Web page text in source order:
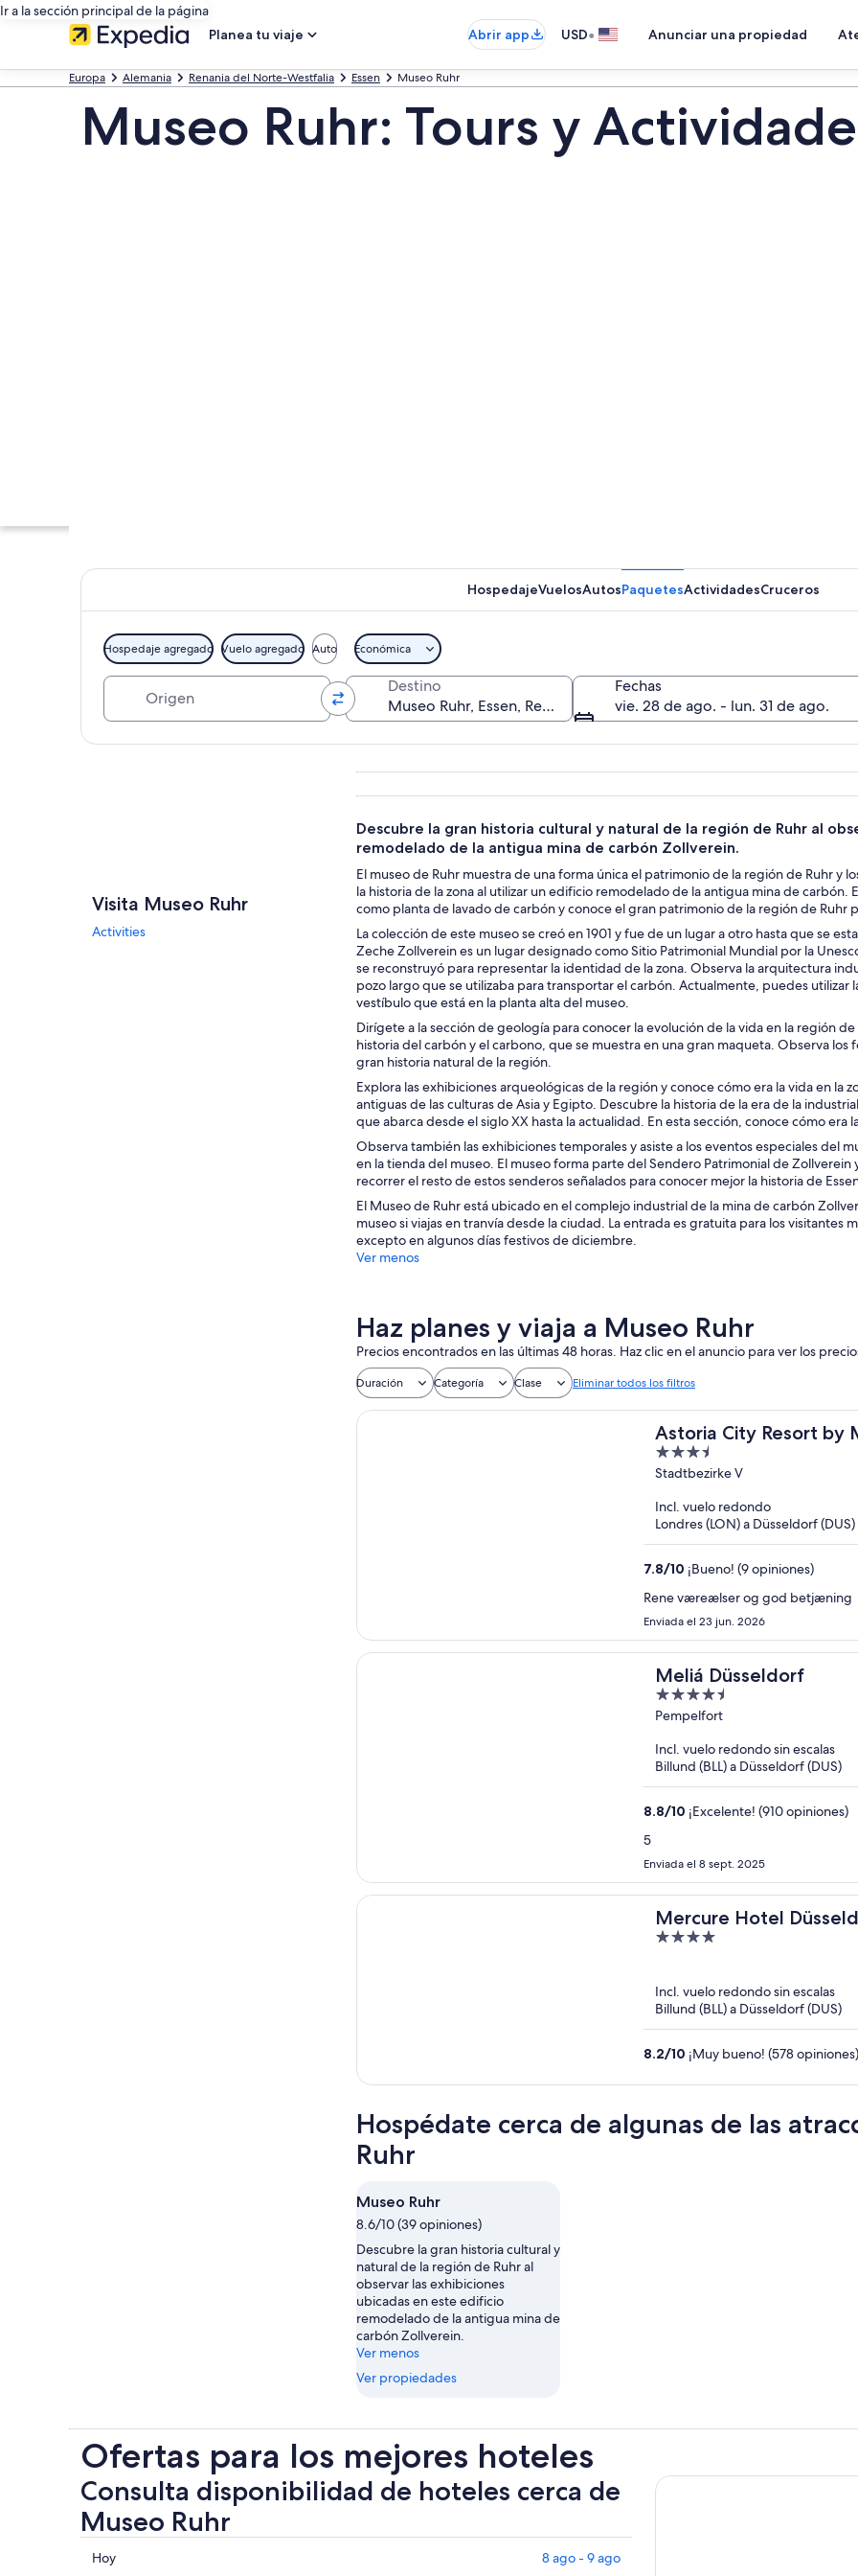
Ir a la sección principal de la página
Planea tu viaje
Abrir app USD• Anunciar una propiedad
Europa Alemania Renania del Norte-Westfalia Essen Museo Ruhr
Museo Ruhr: Tours y
Una gran estructura industrial con componentes rojos y azules, un largo pasillo y paneles
HospedajeVuelosAutosPaquetesActividadesCruceros
Hospedaje agregado Vuelo agregado Auto Económica
Destino
Fechas
vie. 28 de ago. - lun. 31 de ago.
Visita Museo Ruhr
Activities
Descubre la gran historia cultural y natural de la región de Ruhr al
remodelado de la antigua mina de carbón Zollverein.
El museo de Ruhr muestra de una forma única el patrimonio de la región de Ruhr y
la historia de la zona al utilizar un edificio remodelado de la antigua mina de
como planta de lavado de carbón y conoce el gran patrimonio de la región de
La colección de este museo se creó en 1901 y fue de un lugar a otro hasta que se
Zeche Zollverein es un lugar designado como Sitio Patrimonial Mundial por la
se reconstruyó para representar la identidad de la zona. Observa la arquitectura
pozo largo que se utilizaba para transportar el carbón. Actualmente, puedes utilizar
vestíbulo que está en la planta alta del museo.
Dirígete a la sección de geología para conocer la evolución de la vida en la región
historia del carbón y el carbono, que se muestra en una gran maqueta. Observa los
gran historia natural de la región.
Explora las exhibiciones arqueológicas de la región y conoce cómo era la vida en la
antiguas de las culturas de Asia y Egipto. Descubre la historia de la era de la
que abarca desde el siglo XX hasta la actualidad. En esta sección, conoce cómo era
Observa también las exhibiciones temporales y asiste a los eventos especiales del
en la tienda del museo. El museo forma parte del Sendero Patrimonial de
recorrer el resto de estos senderos señalados para conocer mejor la historia de
El Museo de Ruhr está ubicado en el complejo industrial de la mina de carbón
museo si viajas en tranvía desde la ciudad. La entrada es gratuita para los visitantes
excepto en algunos días festivos de diciembre.
Ver menos
Haz planes y viaja a Museo Ruhr
Precios encontrados en las últimas 48 horas. Haz clic en el anuncio para ver los
Duración Categoría Clase Eliminar todos los filtros
Astoria City Resort by
3.5
out
5
Stadtbezirke V
Incl. vuelo redondo
Londres (LON) a Düsseldorf (DUS)
7.8/10 ¡Bueno! (9 opiniones)
Rene væreælser og god betjæning
Enviada el 23 jun. 2026
Meliá Düsseldorf
4.5
out
5
Pempelfort
Incl. vuelo redondo sin escalas
Billund (BLL) a Düsseldorf (DUS)
8.8/10 ¡Excelente! (910 opiniones)
5
Enviada el 8 sept. 2025
Mercure Hotel
4
5
Incl. vuelo redondo sin escalas
Billund (BLL) a Düsseldorf (DUS)
8.2/10 ¡Muy bueno! (578 opiniones)
Hospédate cerca de algunas de las
Ruhr
Museo Ruhr
8.6/10 (39 opiniones)
Descubre la gran historia cultural y
natural de la región de Ruhr al
observar las exhibiciones
ubicadas en este edificio
remodelado de la antigua mina de
carbón Zollverein.
Ver menos
Ver propiedades
Ofertas para los mejores hoteles
Consulta disponibilidad de hoteles cerca de
Museo Ruhr
Consultar
Hoy 8 ago - 9 ago